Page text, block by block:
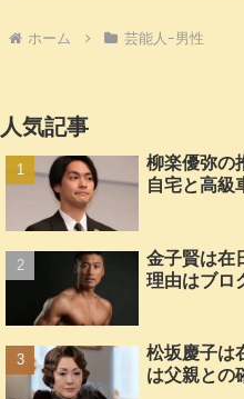
ホーム 芸能人ｰ男性
人気記事
柳楽優弥の
自宅と高級
金子賢は在
理由はブロ
松坂慶子は
は父親との